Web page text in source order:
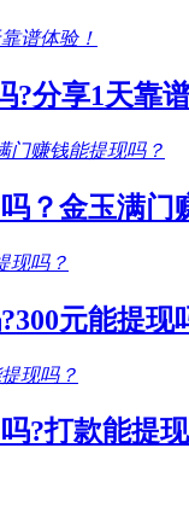
分享1天靠
？金玉满门
元能提现
?打款能提